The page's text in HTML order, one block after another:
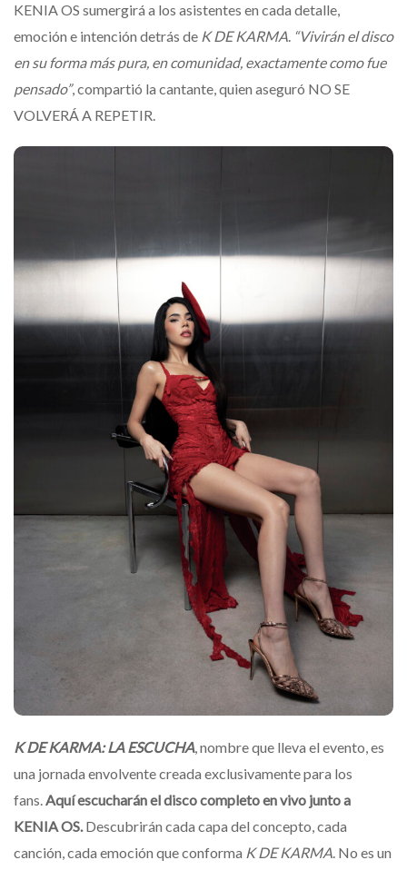
KENIA OS sumergirá a los asistentes en cada detalle,
emoción e intención detrás de K DE KARMA. “Vivirán el disco
en su forma más pura, en comunidad, exactamente como fue
pensado”, compartió la cantante, quien aseguró NO SE
VOLVERÁ A REPETIR.
K DE KARMA: LA ESCUCHA, nombre que lleva el evento, es
una jornada envolvente creada exclusivamente para los
fans. Aquí escucharán el disco completo en vivo junto a
KENIA OS. Descubrirán cada capa del concepto, cada
canción, cada emoción que conforma K DE KARMA . No es un